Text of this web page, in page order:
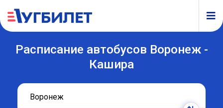
Расписание автобусов Воронеж -
Кашира